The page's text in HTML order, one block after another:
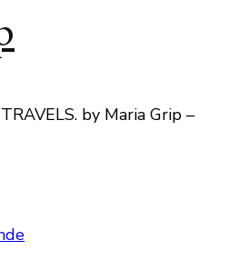
by Maria Grip –